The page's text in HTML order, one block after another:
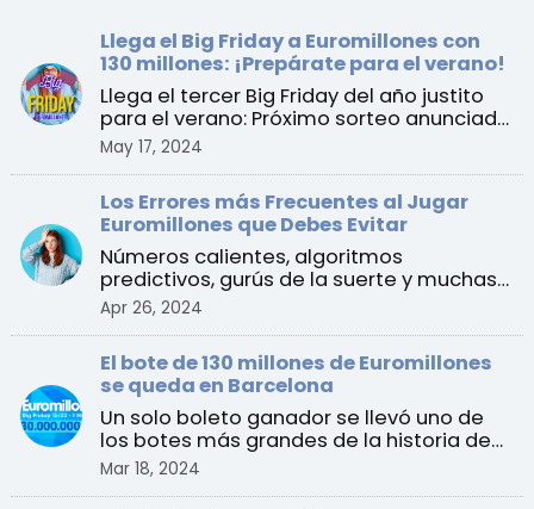
Llega el Big Friday a Euromillones con
130 millones: ¡Prepárate para el verano!
Llega el tercer Big Friday del año justito
para el verano: Próximo sorteo anunciado
para el vier ...
May 17, 2024
Los Errores más Frecuentes al Jugar
Euromillones que Debes Evitar
Números calientes, algoritmos
predictivos, gurús de la suerte y muchas
Apr 26, 2024
El bote de 130 millones de Euromillones
se queda en Barcelona
Un solo boleto ganador se llevó uno de
los botes más grandes de la historia de
España al ganar e ...
Mar 18, 2024